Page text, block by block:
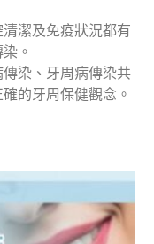
潔及免疫狀況都有
。
染、牙周病傳染共
的牙周保健觀念。